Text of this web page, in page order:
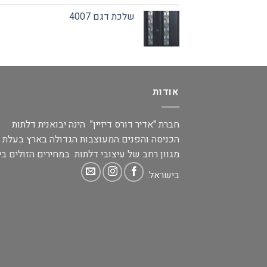
שלכת דגם 4007
אודות
חברת "אדיר דורס דיזיין" הינה יבואנית דלתות
הכניסה והפנים המעוצבות הגדולה בארץ בעלת
מגוון רחב של עיצובי דלתות במחירים הזולים
בישראל.